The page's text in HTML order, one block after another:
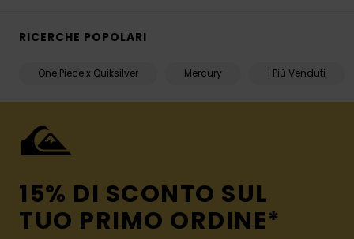
RICERCHE POPOLARI
One Piece x Quiksilver Mercury I Più Venduti
15% DI SCONTO SUL
TUO PRIMO ORDINE*